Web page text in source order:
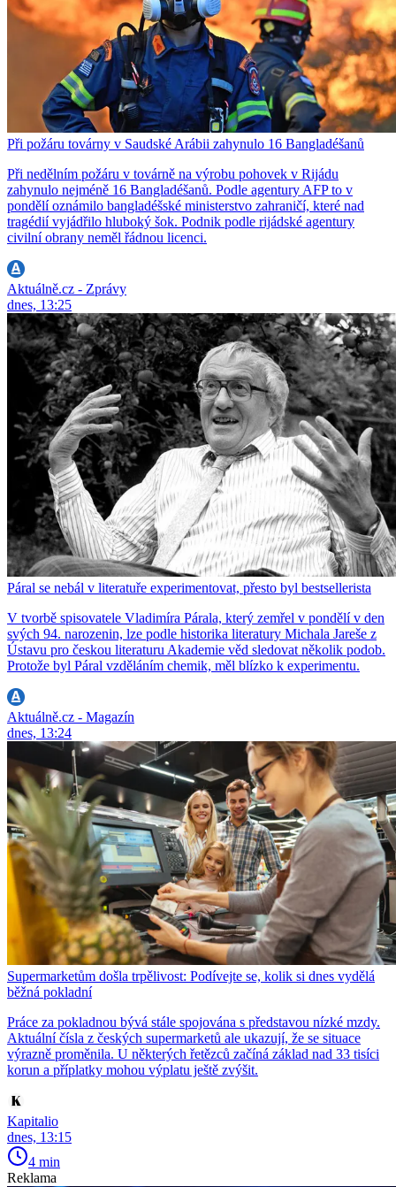
Při požáru továrny v Saudské Arábii zahynulo 16 Bangladéšanů
Při nedělním požáru v továrně na výrobu pohovek v Rijádu
zahynulo nejméně 16 Bangladéšanů. Podle agentury AFP to v
pondělí oznámilo bangladéšské ministerstvo zahraničí, které nad
tragédií vyjádřilo hluboký šok. Podnik podle rijádské agentury
civilní obrany neměl řádnou licenci.
Aktuálně.cz - Zprávy
dnes, 13:25
Páral se nebál v literatuře experimentovat, přesto byl bestsellerista
V tvorbě spisovatele Vladimíra Párala, který zemřel v pondělí v den
svých 94. narozenin, lze podle historika literatury Michala Jareše z
Ústavu pro českou literaturu Akademie věd sledovat několik podob.
Protože byl Páral vzděláním chemik, měl blízko k experimentu.
Aktuálně.cz - Magazín
dnes, 13:24
Supermarketům došla trpělivost: Podívejte se, kolik si dnes vydělá
běžná pokladní
Práce za pokladnou bývá stále spojována s představou nízké mzdy.
Aktuální čísla z českých supermarketů ale ukazují, že se situace
výrazně proměnila. U některých řetězců začíná základ nad 33 tisíci
korun a příplatky mohou výplatu ještě zvýšit.
Kapitalio
dnes, 13:15
4 min
Reklama